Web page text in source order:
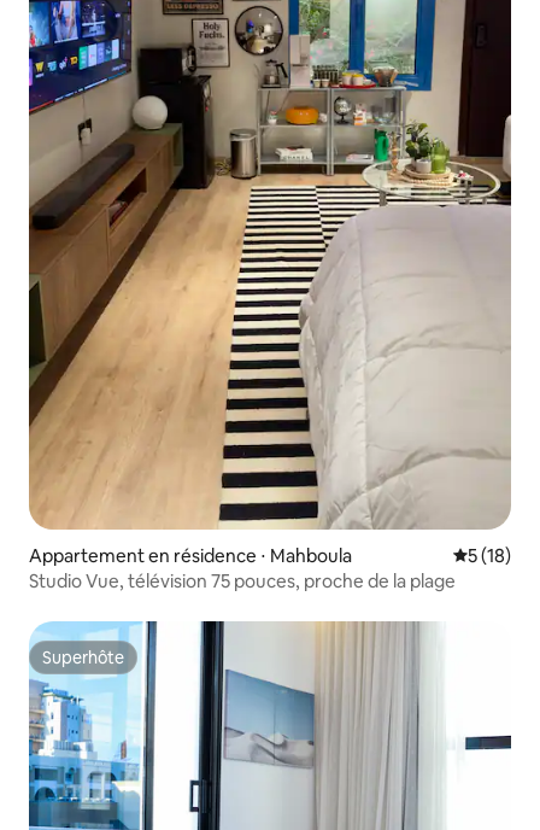
Appartement en résidence ⋅ Mahboula
5 (18)
Studio Vue, télévision 75 pouces, proche de la plage
Superhôte
Superhôte